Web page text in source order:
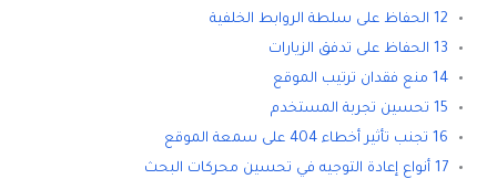
12 الحفاظ على سلطة الروابط الخلفية
13 الحفاظ على تدفق الزيارات
14 منع فقدان ترتيب الموقع
15 تحسين تجربة المستخدم
16 تجنب تأثير أخطاء 404 على سمعة الموقع
17 أنواع إعادة التوجيه في تحسين محركات البحث